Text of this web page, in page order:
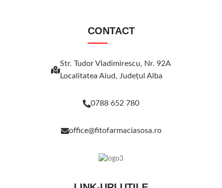
CONTACT
Str. Tudor Vladimirescu, Nr. 92A
Localitatea Aiud, Judeţul Alba
0788 652 780
office@fitofarmaciasosa.ro